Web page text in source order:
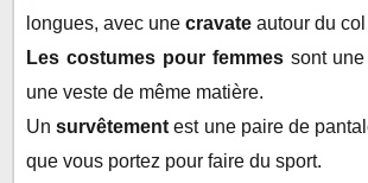
longues, avec une cravate autour du
Les costumes pour femmes sont
une veste de même matière.
Un survêtement est une paire de
que vous portez pour faire du sport.